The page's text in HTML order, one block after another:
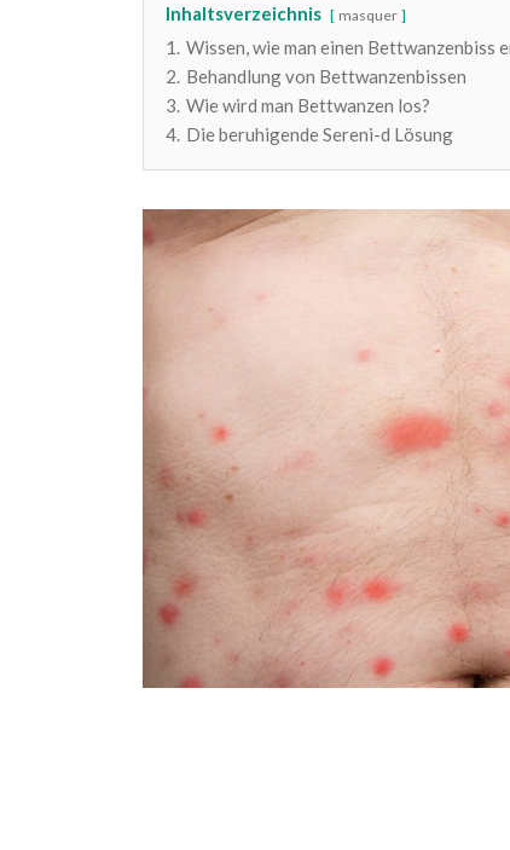
Inhaltsverzeichnis masquer
1. Wissen, wie man einen Bettwanzenbiss
2. Behandlung von Bettwanzenbissen
3. Wie wird man Bettwanzen los?
4. Die beruhigende Sereni-d Lösung